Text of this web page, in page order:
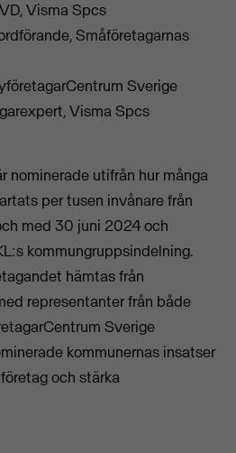
Visma Spcs
Småföretagarnas
Sverige
Visma Spcs
nominerade utifrån hur många
per tusen invånare från
med 30 juni 2024 och
kommungruppsindelning.
hämtas från
representanter från både
Sverige
kommunernas insatser
och stärka